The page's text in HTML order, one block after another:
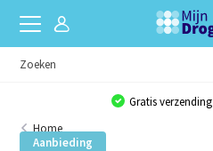
Gratis
Home
Aanbieding